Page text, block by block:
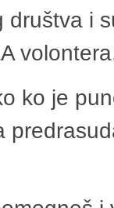
i
ko je